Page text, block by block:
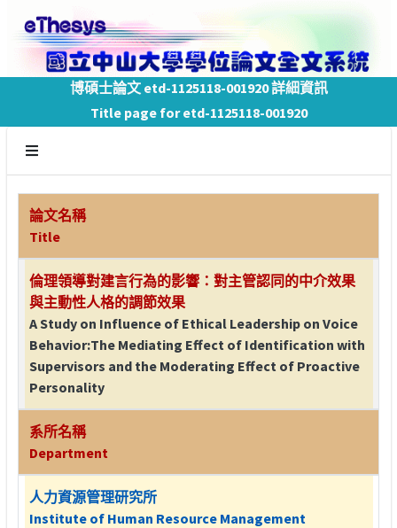
博碩士論文 etd-1125118-001920 詳細資訊
Title page for etd-1125118-001920
論文名稱
Title
倫理領導對建言行為的影響：對主管認同的中介效果
與主動性人格的調節效果
A Study on Influence of Ethical Leadership on Voice
Behavior:The Mediating Effect of Identification with
Supervisors and the Moderating Effect of Proactive
Personality
系所名稱
Department
人力資源管理研究所
Institute of Human Resource Management